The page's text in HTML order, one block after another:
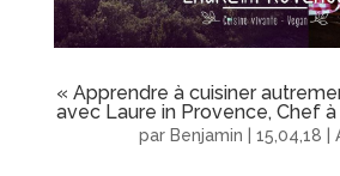
« Apprendre à cuisiner
avec Laure in Provence, Chef
par Benjamin 15,04,18